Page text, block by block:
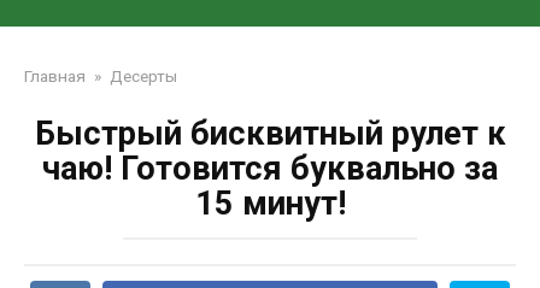
Главная » Десерты
Быстрый бисквитный рулет к
чаю! Готовится буквально за
15 минут!